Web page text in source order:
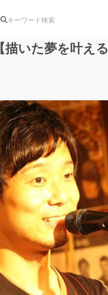
アート・写真
テクノロジー・ガジェット
映像・映画
ビジネス・起業
まちづくり・地域活性化
【描いた夢を叶え